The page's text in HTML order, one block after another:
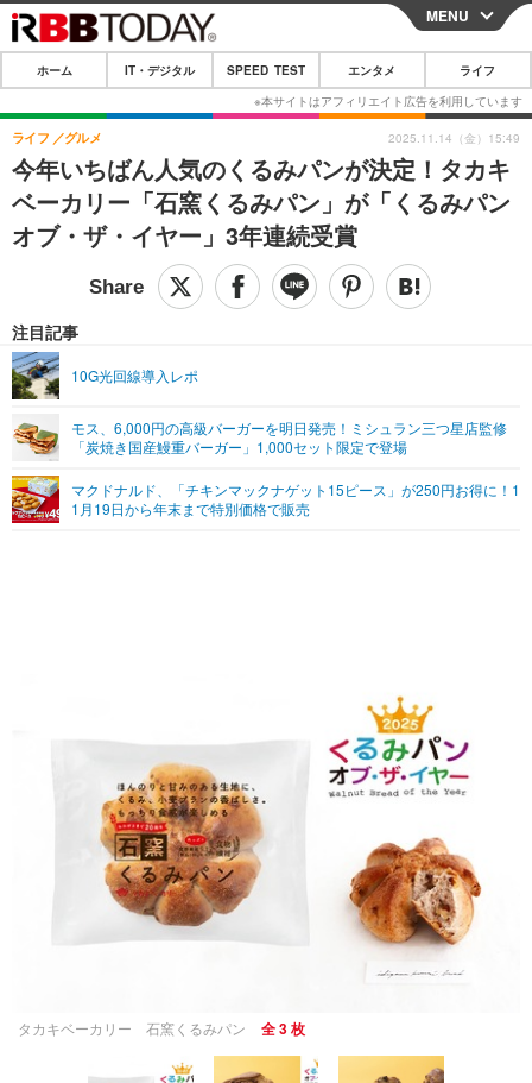
CLOSE
ホーム
IT・デジタル
IT・デジタルTOP スマートフォン
ネタ ガジェット・ツール
ショッピング その他
SPEED TEST
エンタメ
エンタメTOP 映画・ドラマ
音楽
グラビア ブログ
ペット
その他
リリース一覧
プッシュ通知の停止方法
MENU
ホーム IT・デジタル SPEED TEST エンタメ ライフ
今年いちばん人気のくるみパンが決定！タカキ
ベーカリー「石窯くるみパン」が「くるみパン
オブ・ザ・イヤー」3年連続受賞
ライフ グルメ
注目記事
10G光回線導入レポ
モス、6,000円の高級バーガーを明日発売！ミシュラン三つ星店監修
「炭焼き国産鰻重バーガー」1,000セット限定で登場
マクドナルド、「チキンマックナゲット15ピース」が250円お得に！1
1月19日から年末まで特別価格で販売
2025.11.14（金）15:49
タカキベーカリー 石窯くるみパン 全 3 枚